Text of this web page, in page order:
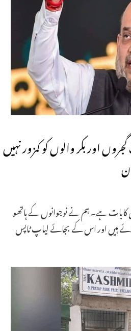
اور بکر والوں کو کمزور نہیں
کابات ہے۔ ہم نے نوجوانوں کے ہاتھو
ہیں اور اس کے بجائے لیاپ ٹاپس